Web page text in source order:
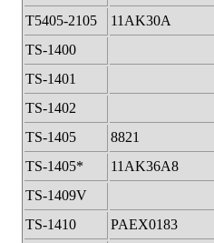
Т5405-2105
11AK30А
TS-1400
TS-1401
TS-1402
TS-1405
8821
TS-1405*
11AK36A8
TS-1409V
TS-1410
PAEX0183